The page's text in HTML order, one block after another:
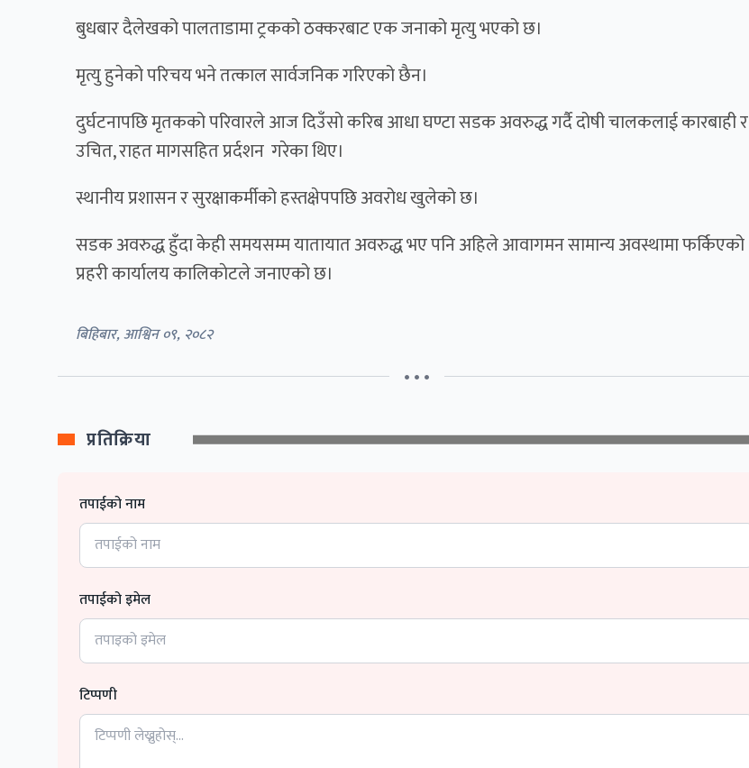
बुधबार दैलेखको पालताडामा ट्रकको ठक्करबाट एक जनाको मृत्यु भएको छ।
मृत्यु हुनेको परिचय भने तत्काल सार्वजनिक गरिएको छैन।
दुर्घटनापछि मृतकको परिवारले आज दिउँसाे करिब आधा घण्टा सडक अवरुद्ध गर्दै दोषी चालकलाई कारबाही र
उचित, राहत मागसहित प्रर्दशन गरेका थिए।
स्थानीय प्रशासन र सुरक्षाकर्मीको हस्तक्षेपपछि अवरोध खुलेको छ।
सडक अवरुद्ध हुँदा केही समयसम्म यातायात अवरुद्ध भए पनि अहिले आवागमन सामान्य अवस्थामा फर्किएको
प्रहरी कार्यालय कालिकाेटले जनाएको छ।
बिहिबार, आश्विन ०९, २०८२
• • •
प्रतिक्रिया
तपाईको नाम
तपाईको इमेल
टिप्पणी